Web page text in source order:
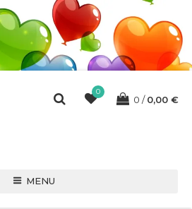
0
0 0,00 €
MENU